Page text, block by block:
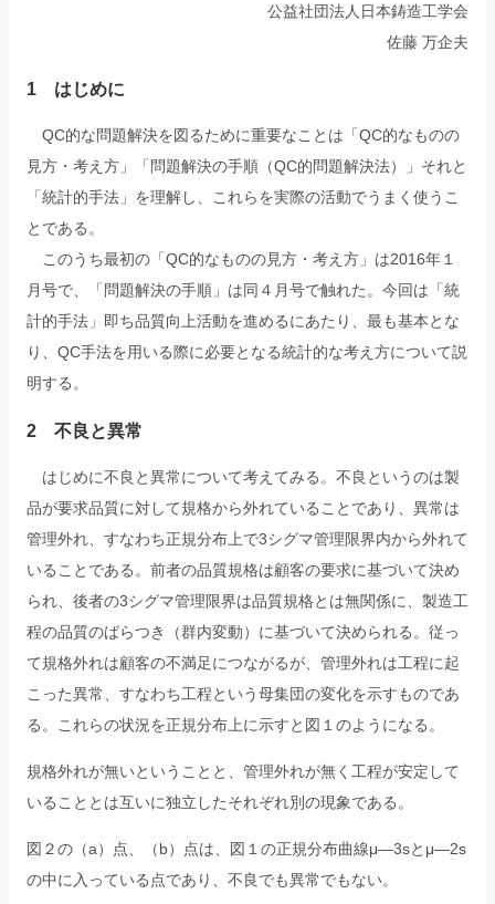
公益社団法人日本鋳造工学会
佐藤 万企夫
1 はじめに
QC的な問題解決を図るために重要なことは「QC的なものの
見方・考え方」「問題解決の手順（QC的問題解決法）」それと
「統計的手法」を理解し、これらを実際の活動でうまく使うこ
とである。
このうち最初の「QC的なものの見方・考え方」は2016年１
月号で、「問題解決の手順」は同４月号で触れた。今回は「統
計的手法」即ち品質向上活動を進めるにあたり、最も基本とな
り、QC手法を用いる際に必要となる統計的な考え方について説
明する。
2 不良と異常
はじめに不良と異常について考えてみる。不良というのは製
品が要求品質に対して規格から外れていることであり、異常は
管理外れ、すなわち正規分布上で3シグマ管理限界内から外れて
いることである。前者の品質規格は顧客の要求に基づいて決め
られ、後者の3シグマ管理限界は品質規格とは無関係に、製造工
程の品質のばらつき（群内変動）に基づいて決められる。従っ
て規格外れは顧客の不満足につながるが、管理外れは工程に起
こった異常、すなわち工程という母集団の変化を示すものであ
る。これらの状況を正規分布上に示すと図１のようになる。
規格外れが無いということと、管理外れが無く工程が安定して
いることとは互いに独立したそれぞれ別の現象である。
図２の（a）点、（b）点は、図１の正規分布曲線μ―3sとμ―2s
の中に入っている点であり、不良でも異常でもない。